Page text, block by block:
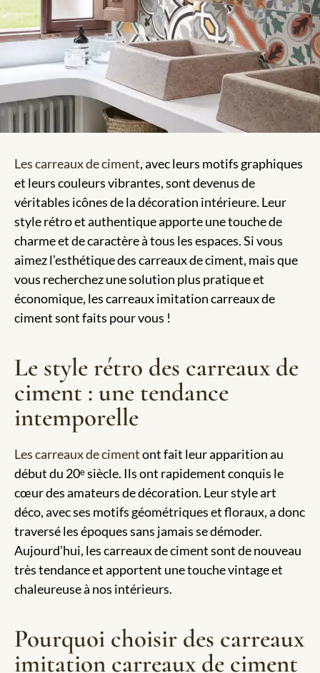
Les carreaux de ciment, avec leurs motifs graphiques
et leurs couleurs vibrantes, sont devenus de
véritables icônes de la décoration intérieure. Leur
style rétro et authentique apporte une touche de
charme et de caractère à tous les espaces. Si vous
aimez l’esthétique des carreaux de ciment, mais que
vous recherchez une solution plus pratique et
économique, les carreaux imitation carreaux de
ciment sont faits pour vous !
Le style rétro des carreaux de
ciment : une tendance
intemporelle
Les carreaux de cimentont fait leur apparition au
début du 20ᵉ siècle. Ils ont rapidement conquis le
cœur des amateurs de décoration. Leur style art
déco, avec ses motifs géométriques et floraux, a donc
traversé les époques sans jamais se démoder.
Aujourd’hui, les carreaux de ciment sont de nouveau
très tendance et apportent une touche vintage et
chaleureuse à nos intérieurs.
Pourquoi choisir des carreaux
imitation carreaux de ciment